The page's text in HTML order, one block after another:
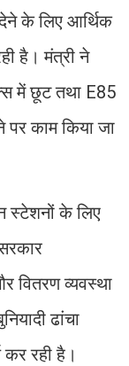
के लिए आर्थिक
है। मंत्री ने
में छूट तथा E85
पर काम किया जा
स्टेशनों के लिए
वितरण व्यवस्था
ढांचा
कर रही है।